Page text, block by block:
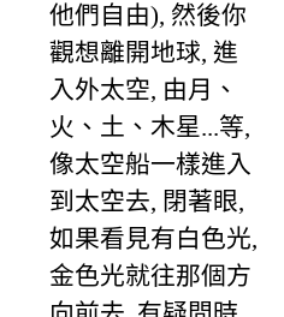
他們自由), 然後你
觀想離開地球, 進
入外太空, 由月、
火、土、木星...等,
像太空船一樣進入
到太空去, 閉著眼,
如果看見有白色光,
金色光就往那個方